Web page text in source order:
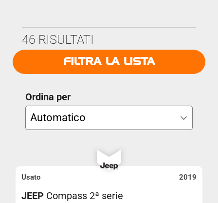
46 RISULTATI
FILTRA LA LISTA
Marca
Anno Da
Anno A
Cambio AVANZATA
Ordina per
Usato 2019
JEEP Compass 2ª serie